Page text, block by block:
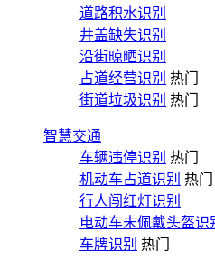
道路积水识别
井盖缺失识别
沿街晾晒识别
占道经营识别 热门
街道垃圾识别 热门
智慧交通
车辆违停识别 热门
机动车占道识别 热门
行人闯红灯识别
电动车未佩戴头盔识
车牌识别 热门